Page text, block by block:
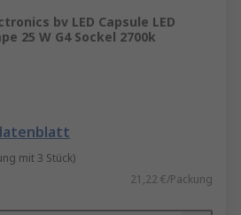
bv LED Capsule LED
25 W G4 Sockel 2700k
mit 3 Stück)
21,22 €/Packung